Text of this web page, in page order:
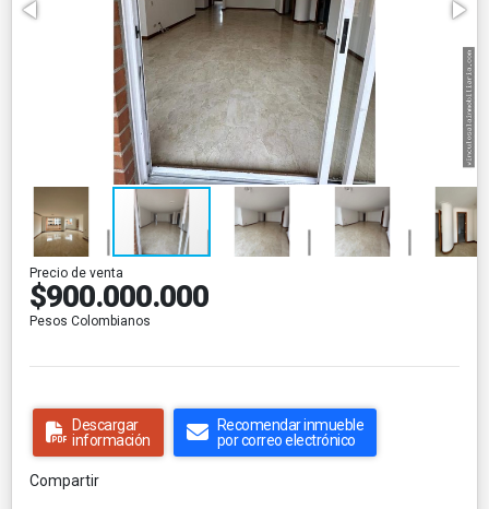
Precio de venta
$900.000.000
Pesos Colombianos
Descargar
información
Recomendar inmueble
por correo electrónico
Compartir